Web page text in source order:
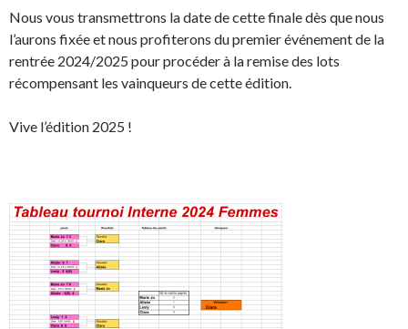
Nous vous transmettrons la date de cette finale dès que nous
l’aurons fixée et nous profiterons du premier événement de la
rentrée 2024/2025 pour procéder à la remise des lots
récompensant les vainqueurs de cette édition.
Vive l’édition 2025 !